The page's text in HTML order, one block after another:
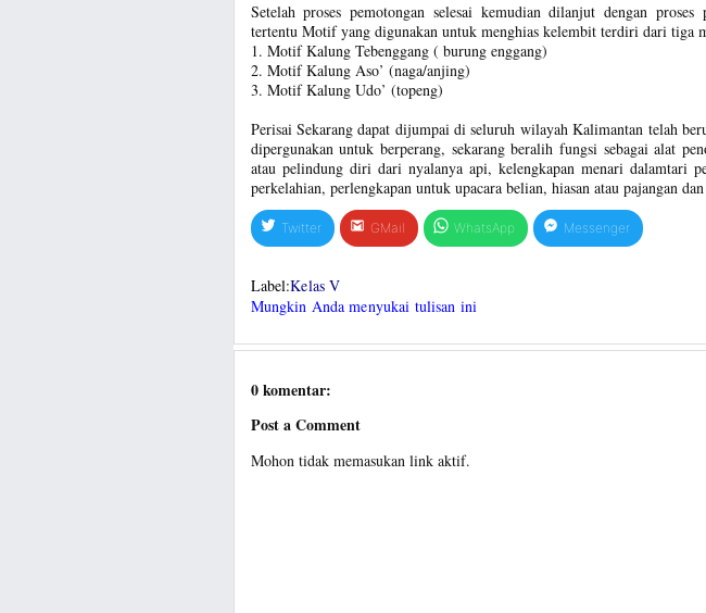
Setelah proses pemotongan selesai kemudian dilanjut dengan proses
tertentu Motif yang digunakan untuk menghias kelembit terdiri dari tiga
1. Motif Kalung Tebenggang ( burung enggang)
2. Motif Kalung Aso’ (naga/anjing)
3. Motif Kalung Udo’ (topeng)
Perisai Sekarang dapat dijumpai di seluruh wilayah Kalimantan telah
dipergunakan untuk berperang, sekarang beralih fungsi sebagai alat
atau pelindung diri dari nyalanya api, kelengkapan menari dalamtari
perkelahian, perlengkapan untuk upacara belian, hiasan atau pajangan
Twitter GMail WhatsApp Messenger
Label:Kelas V
Mungkin Anda menyukai tulisan ini
0 komentar:
Post a Comment
Mohon tidak memasukan link aktif.